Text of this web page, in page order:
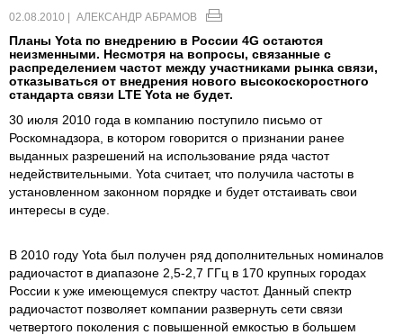
02.08.2010 | АЛЕКСАНДР АБРАМОВ
Планы Yota по внедрению в России 4G остаются
неизменными. Несмотря на вопросы, связанные с
распределением частот между участниками рынка связи,
отказываться от внедрения нового высокоскоростного
стандарта связи LTE Yota не будет.
30 июля 2010 года в компанию поступило письмо от
Роскомнадзора, в котором говорится о признании ранее
выданных разрешений на использование ряда частот
недействительными. Yota считает, что получила частоты в
установленном законном порядке и будет отстаивать свои
интересы в суде.
В 2010 году Yota был получен ряд дополнительных номиналов
радиочастот в диапазоне 2,5-2,7 ГГц в 170 крупных городах
России к уже имеющемуся спектру частот. Данный спектр
радиочастот позволяет компании развернуть сети связи
четвертого поколения с повышенной емкостью в большем